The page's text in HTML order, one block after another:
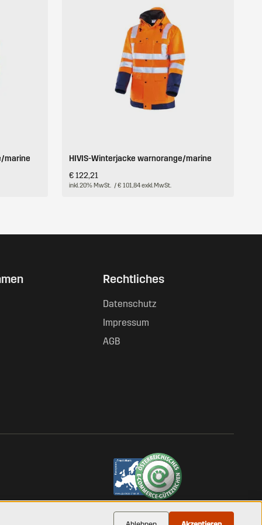
marine
HIVIS-Winterjacke warnorange/marine
€ 122,21
inkl. 20% MwSt. / € 101,84 exkl. MwSt.
Rechtliches
Datenschutz
Impressum
AGB
GEPRÜFTER ONLINE-SHOP · GUETEZEICHEN.AT